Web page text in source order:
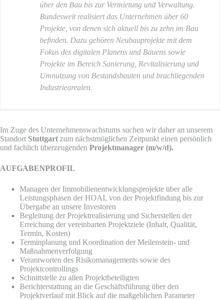
über den Bau bis zur Vermietung und Verwaltung.
Bundesweit realisiert das Unternehmen über 60
Projekte, von denen sich aktuell bis zu zehn im Bau
befinden. Dazu gehören Neubauprojekte mit dem
Fokus des digitalen Planens und Bauens sowie
Projekte im Bereich Sanierung, Revitalisierung und
Umnutzung von Bestandsbauten und brachliegenden
Industriearealen.
Im Zuge des Unternehmenswachstums suchen wir daher an unserem
Standort Stuttgart zum nächstmöglichen Zeitpunkt einen persönlich
und fachlich überzeugenden Projektmanager (m/w/d).
AUFGABENPROFIL
Managen der Immobilienentwicklungsprojekte über alle
Leistungsphasen der HOAI, von der Projektfindung bis zur
Übergabe an unsere Investoren
Begleitung der Projektrealisierung und Sicherstellen der
Erreichung der vereinbarten Projektziele (Inhalt, Qualität,
Termin, Kosten)
Terminplanung und Koordination der Meilenstein- und
Maßnahmenverfolgung
Verantworten des Risikomanagements sowie des
Projektcontrollings
Schnittstelle zu allen Projektbeteiligten
Berichterstattung an die Geschäftsführung über den
Projektverlauf mit Blick auf die maßgeblichen Parameter